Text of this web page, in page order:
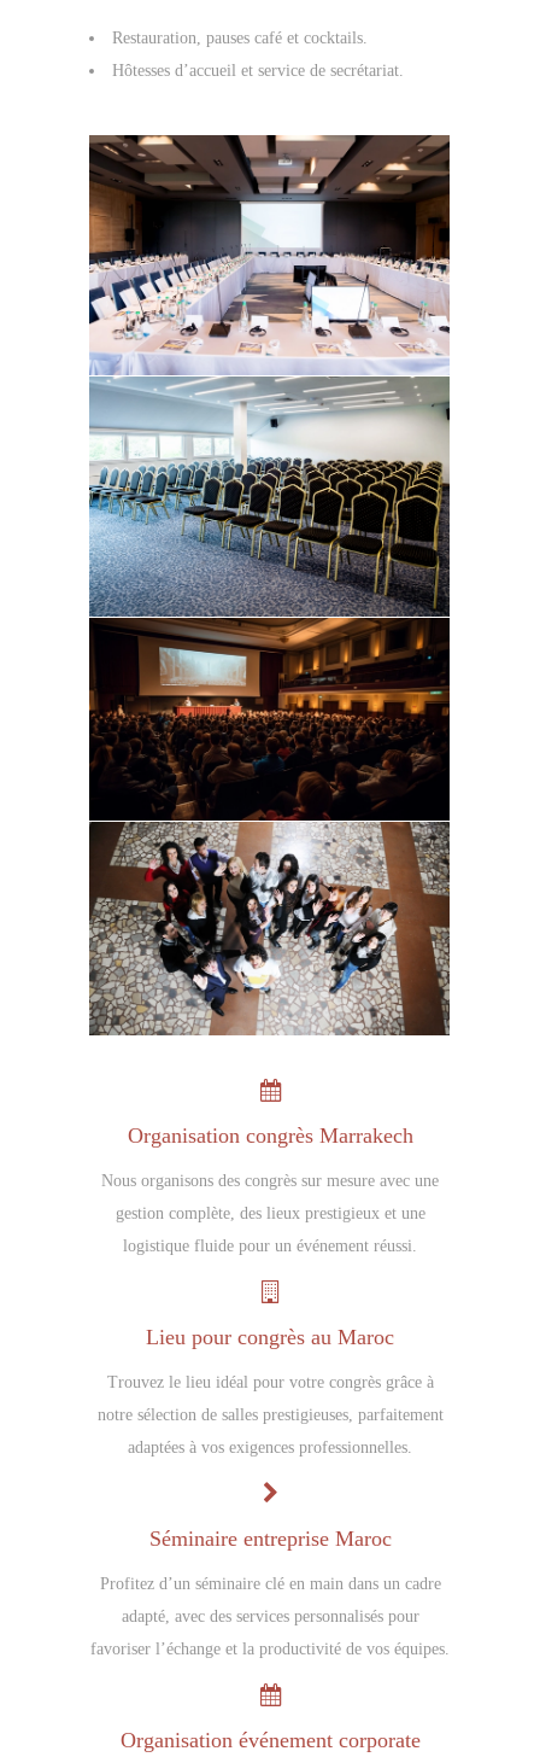
Restauration, pauses café et cocktails.
Hôtesses d’accueil et service de secrétariat.
Organisation congrès Marrakech
Nous organisons des congrès sur mesure avec une
gestion complète, des lieux prestigieux et une
logistique fluide pour un événement réussi.
Lieu pour congrès au Maroc
Trouvez le lieu idéal pour votre congrès grâce à
notre sélection de salles prestigieuses, parfaitement
adaptées à vos exigences professionnelles.
Séminaire entreprise Maroc
Profitez d’un séminaire clé en main dans un cadre
adapté, avec des services personnalisés pour
favoriser l’échange et la productivité de vos équipes.
Organisation événement corporate